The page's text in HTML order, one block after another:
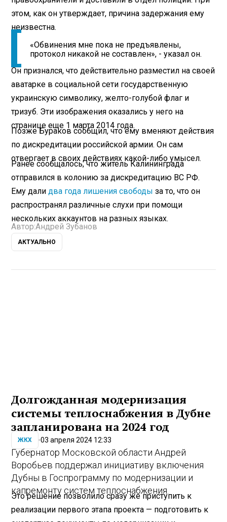
этом, как он утверждает, причина задержания ему
неизвестна.
«Обвинения мне пока не предъявлены,
протокол никакой не составлен», - указал он.
Он признался, что действительно разместил на своей
аватарке в социальной сети государственную
украинскую символику, желто-голубой флаг и
тризуб. Эти изображения оказались у него на
странице еще 1 марта 2014 года.
Позже Бураков сообщил, что ему вменяют действия
по дискредитации российской армии. Он сам
отвергает в своих действиях какой-либо умысел.
Ранее сообщалось, что житель Калининграда
отправился в колонию за дискредитацию ВС РФ.
Ему дали два года лишения свободы за то, что он
распространял различные слухи при помощи
нескольких аккаунтов на разных языках.
Автор:Андрей Зубанов
АКТУАЛЬНО
Долгожданная модернизация
системы теплоснабжения в Дубне
запланирована на 2024 год
ЖКХ 03 апреля 2024 12:33
Губернатор Московской области Андрей
Воробьев поддержал инициативу включения
Дубны в Госпрограмму по модернизации и
капремонту систем теплоснабжения.
Это решение позволило сразу же приступить к
реализации первого этапа проекта — подготовить к